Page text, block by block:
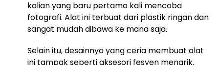
kalian yang baru pertama kali mencoba
fotografi. Alat ini terbuat dari plastik ringan dan
sangat mudah dibawa ke mana saja.
Selain itu, desainnya yang ceria membuat alat
ini tampak seperti aksesori fesyen menarik.